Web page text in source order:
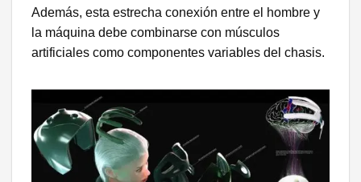
Además, esta estrecha conexión entre el hombre y
la máquina debe combinarse con músculos
artificiales como componentes variables del chasis.